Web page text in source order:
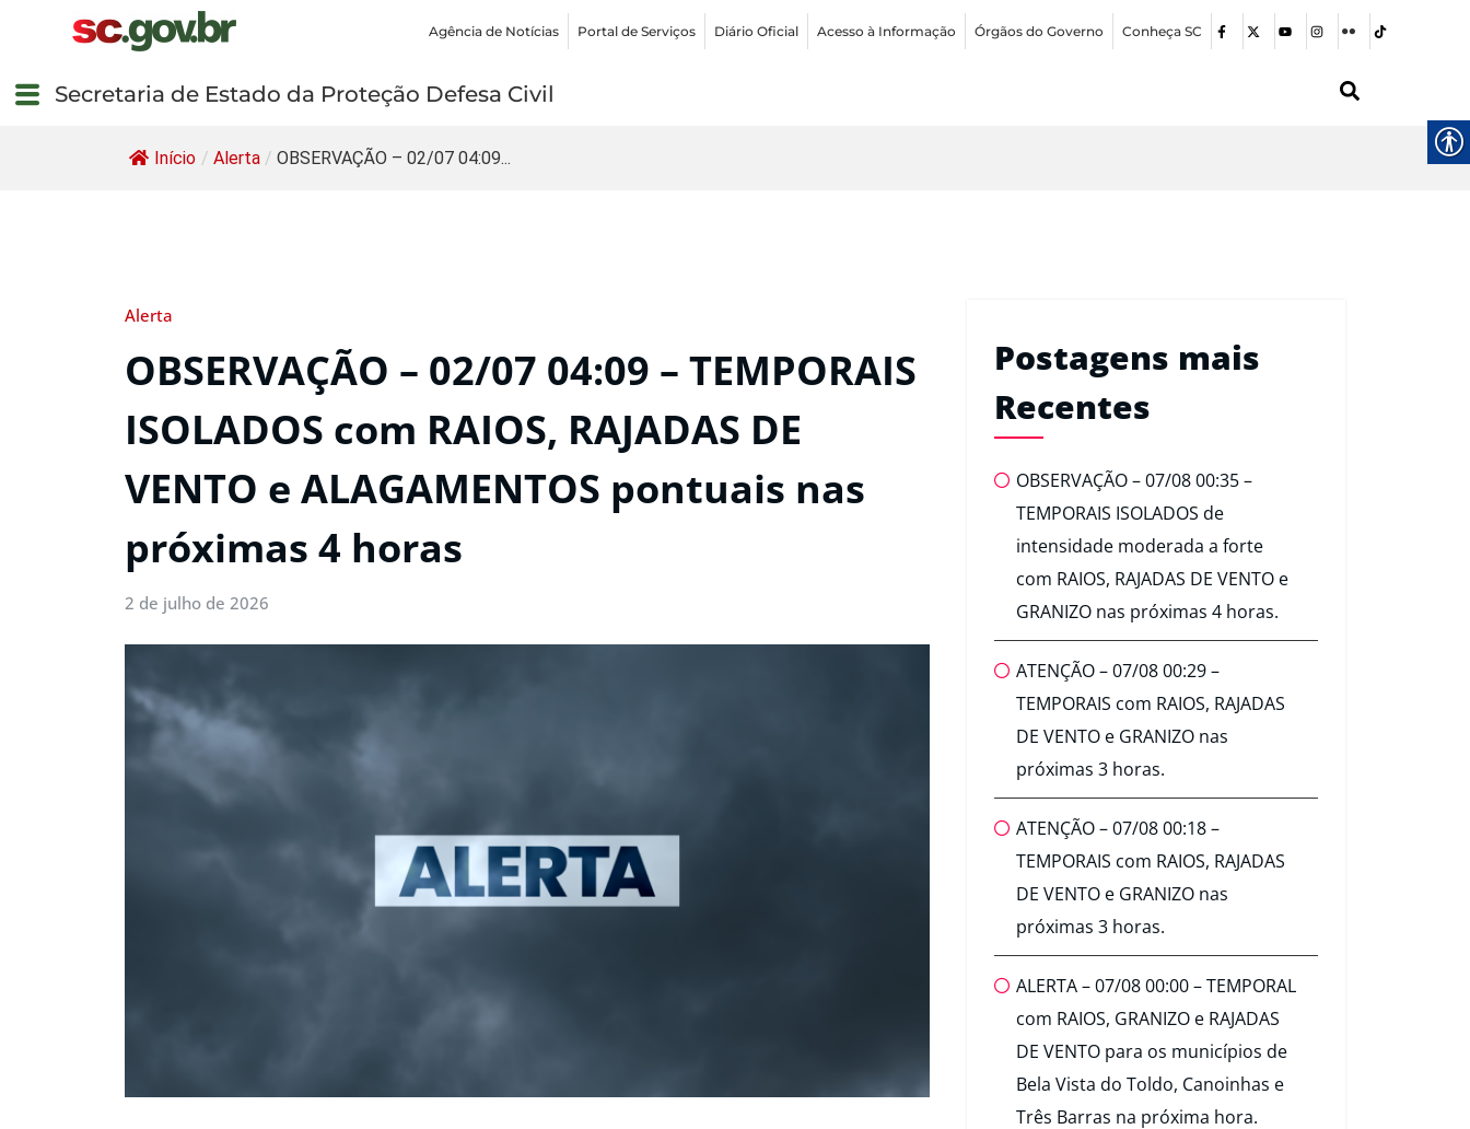
Agência de Notícias Portal de Serviços Diário Oficial Acesso à Informação Órgãos do Governo Conheça SC
Secretaria de Estado da Proteção Defesa Civil
Início / Alerta / OBSERVAÇÃO – 02/07 04:09...
Alerta
OBSERVAÇÃO – 02/07 04:09 – TEMPORAIS
ISOLADOS com RAIOS, RAJADAS DE
VENTO e ALAGAMENTOS pontuais nas
próximas 4 horas
2 de julho de 2026
Postagens mais
Recentes
OBSERVAÇÃO – 07/08 00:35 –
TEMPORAIS ISOLADOS de
intensidade moderada a forte
com RAIOS, RAJADAS DE VENTO e
GRANIZO nas próximas 4 horas.
ATENÇÃO – 07/08 00:29 –
TEMPORAIS com RAIOS, RAJADAS
DE VENTO e GRANIZO nas
próximas 3 horas.
ATENÇÃO – 07/08 00:18 –
TEMPORAIS com RAIOS, RAJADAS
DE VENTO e GRANIZO nas
próximas 3 horas.
ALERTA – 07/08 00:00 – TEMPORAL
com RAIOS, GRANIZO e RAJADAS
DE VENTO para os municípios de
Bela Vista do Toldo, Canoinhas e
Três Barras na próxima hora.